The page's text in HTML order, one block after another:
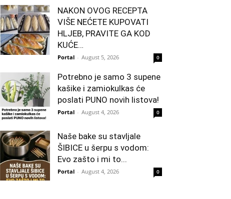
NAKON OVOG RECEPTA
VIŠE NEĆETE KUPOVATI
HLJEB, PRAVITE GA KOD
KUĆE…
Portal - August 5, 2026 0
Potrebno je samo 3 supene
kašike i zamiokulkas će
poslati PUNO novih listova!
Portal - August 4, 2026 0
Naše bake su stavljale
ŠIBICE u šerpu s vodom:
Evo zašto i mi to...
Portal - August 4, 2026 0